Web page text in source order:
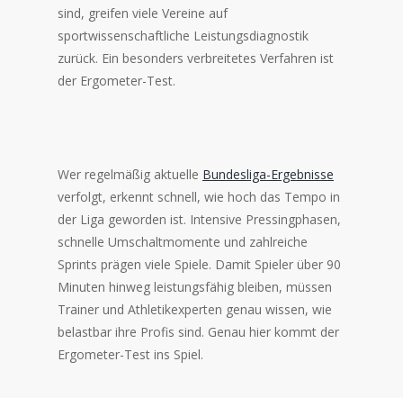
sind, greifen viele Vereine auf
sportwissenschaftliche Leistungsdiagnostik
zurück. Ein besonders verbreitetes Verfahren ist
der Ergometer-Test.
Wer regelmäßig aktuelle Bundesliga-Ergebnisse
verfolgt, erkennt schnell, wie hoch das Tempo in
der Liga geworden ist. Intensive Pressingphasen,
schnelle Umschaltmomente und zahlreiche
Sprints prägen viele Spiele. Damit Spieler über 90
Minuten hinweg leistungsfähig bleiben, müssen
Trainer und Athletikexperten genau wissen, wie
belastbar ihre Profis sind. Genau hier kommt der
Ergometer-Test ins Spiel.